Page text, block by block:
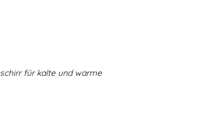
für kalte und warme